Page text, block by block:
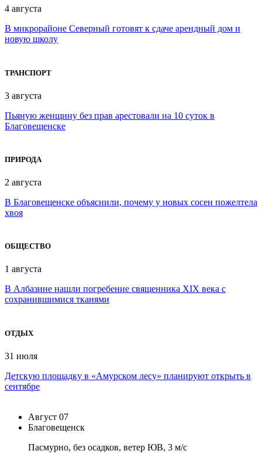
4 августа
В микрорайоне Северный готовят к сдаче арендный дом и
новую школу
ТРАНСПОРТ
3 августа
Пьяную женщину без прав арестовали на 10 суток в
Благовещенске
ПРИРОДА
2 августа
В Благовещенске объяснили, почему у новых сосен пожелтела
хвоя
ОБЩЕСТВО
1 августа
В Албазине нашли погребение священника XIX века с
сохранившимися тканями
ОТДЫХ
31 июля
Детскую площадку в «Амурском лесу» планируют открыть в
сентябре
Август 07
Благовещенск
Пасмурно, без осадков, ветер ЮВ, 3 м/с